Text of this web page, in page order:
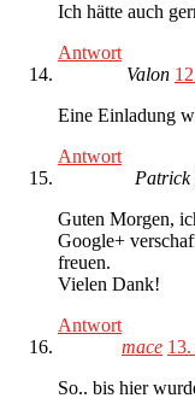
Ich hätte auch
Antwort
Valon
Eine Einladung
Antwort
Patrick
Guten Morgen,
Google+
freuen.
Vielen Dank!
Antwort
mace
So.. bis hier